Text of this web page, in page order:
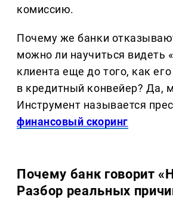
комиссию.
Почему же банки
можно ли научиться видеть
клиента еще до того, как
в кредитный конвейер? Да,
Инструмент называется
финансовый скоринг
Почему банк говорит
Разбор реальных